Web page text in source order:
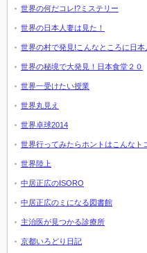
世界の何だコレ!?ミステリー
世界の日本人妻は見た！
世界の村で発見!こんなところに日本
世界の秘境で大発見！日本食堂２０
世界一受けたい授業
世界丸見え
世界卓球2014
世界行ってみたらホントはこんなト
世界陸上
中居正広のISORO
中居正広のミになる図書館
主治医が見つかる診療所
京都いろどり日記